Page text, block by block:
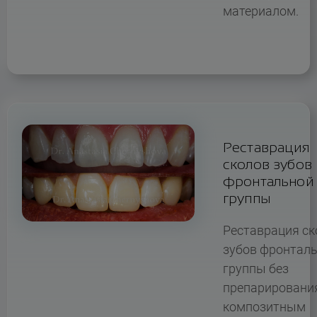
материалом.
Реставрация
сколов зубов
фронтальной
группы
Реставрация
зубов
группы без
композитным